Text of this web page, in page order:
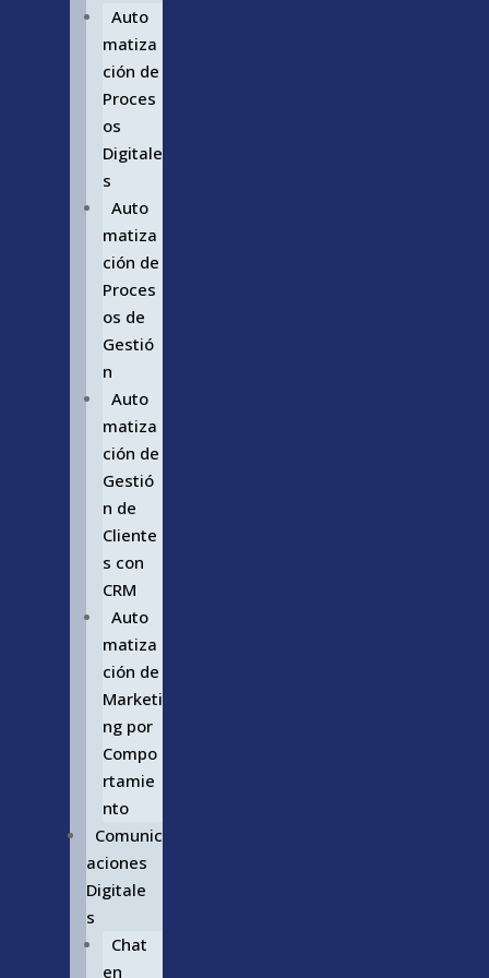
Auto
matiza
ción de
Proces
os
Digitale
s
Auto
matiza
ción de
Proces
os de
Gestió
n
Auto
matiza
ción de
Gestió
n de
Cliente
s con
CRM
Auto
matiza
ción de
Marketi
ng por
Compo
rtamie
nto
Comunic
aciones
Digitale
s
Chat
en